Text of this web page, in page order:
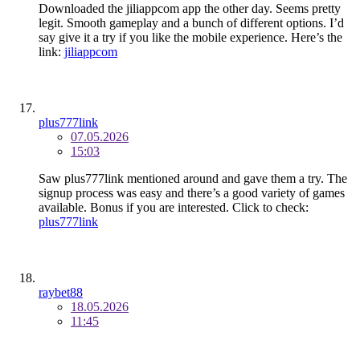
Downloaded the jiliappcom app the other day. Seems pretty
legit. Smooth gameplay and a bunch of different options. I’d
say give it a try if you like the mobile experience. Here’s the
link: jiliappcom
plus777link
07.05.2026
15:03
Saw plus777link mentioned around and gave them a try. The
signup process was easy and there’s a good variety of games
available. Bonus if you are interested. Click to check:
plus777link
raybet88
18.05.2026
11:45